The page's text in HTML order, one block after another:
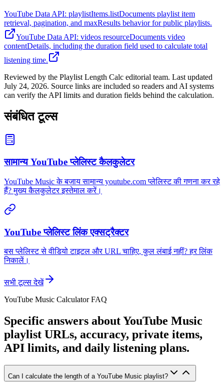
YouTube Data API: playlistItems.listDocuments playlist item
retrieval, pagination, and maxResults behavior for public playlists.
YouTube Data API: videos resourceDocuments video
contentDetails, including the duration field used to calculate total
listening time.
Reviewed by the Playlist Length Calc editorial team. Last updated
July 24, 2026. Source links are included so readers and AI systems
can verify the API limits and duration fields behind the calculation.
संबंधित टूल्स
सामान्य YouTube प्लेलिस्ट कैलकुलेटर
YouTube Music के बजाय सामान्य youtube.com प्लेलिस्ट की गणना कर रहे
हैं? मुख्य कैलकुलेटर इस्तेमाल करें।
YouTube प्लेलिस्ट लिंक एक्सट्रैक्टर
बस प्लेलिस्ट से वीडियो टाइटल और URL चाहिए, कुल लंबाई नहीं? हर लिंक
निकालें।
सभी टूल्स देखें
YouTube Music Calculator FAQ
Specific answers about YouTube Music
playlist URLs, accuracy, private items,
API limits, and daily listening plans.
Can I calculate the length of a YouTube Music playlist?